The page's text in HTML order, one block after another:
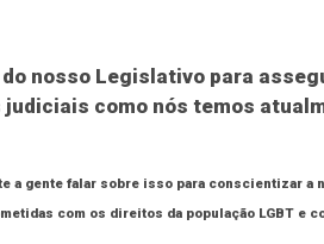
nosso Legislativo para
como nós temos
a gente falar sobre isso para conscientizar a
com os direitos da população LGBT e